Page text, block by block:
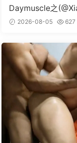
Daymuscle之
@XiaoAo.art）
2026-08-05 627